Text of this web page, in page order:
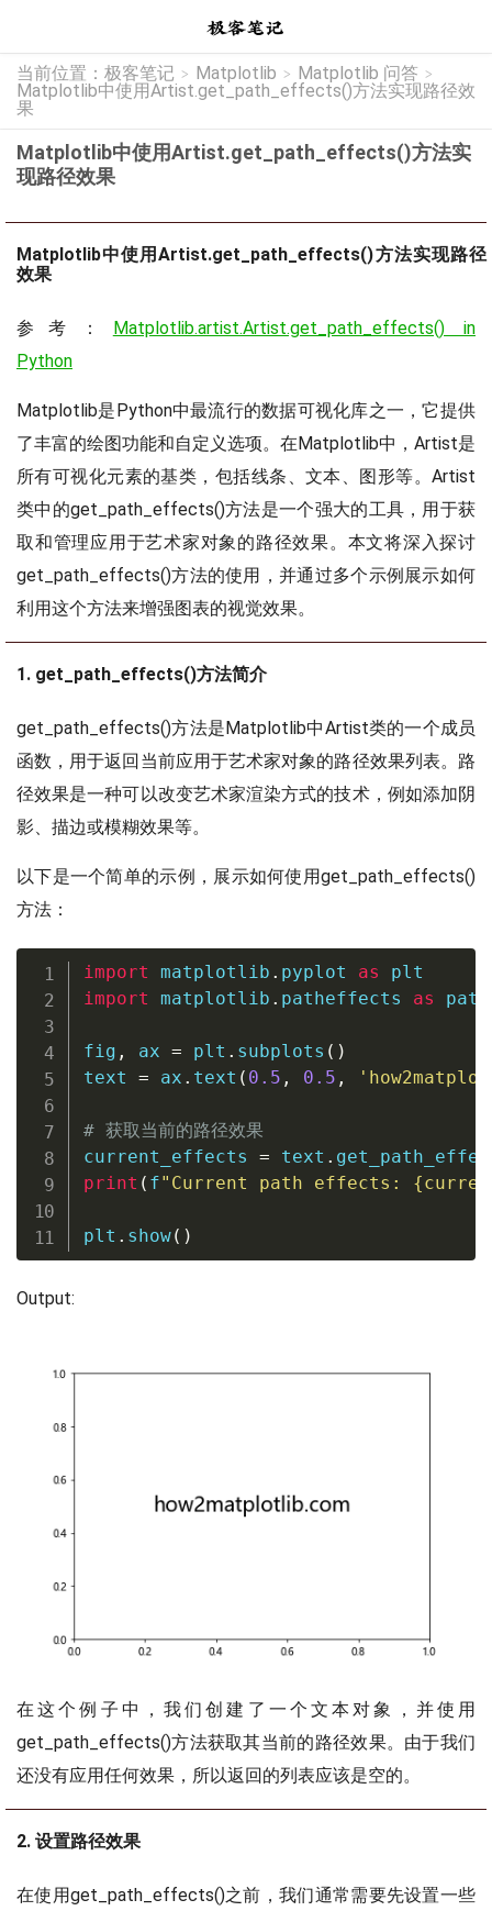
当前位置： 极客笔记 > Matplotlib > Matplotlib 问答 >
Matplotlib中使用Artist.get_path_effects()方法实现路径效
果
Matplotlib中使用Artist.get_path_effects()方法实
现路径效果
Matplotlib中使用Artist.get_path_effects()方法实现路径
效果
参考： Matplotlib.artist.Artist.get_path_effects() in
Python
Matplotlib是Python中最流行的数据可视化库之一，它提供
了丰富的绘图功能和自定义选项。在Matplotlib中，Artist是
所有可视化元素的基类，包括线条、文本、图形等。Artist
类中的get_path_effects()方法是一个强大的工具，用于获
取和管理应用于艺术家对象的路径效果。本文将深入探讨
get_path_effects()方法的使用，并通过多个示例展示如何
利用这个方法来增强图表的视觉效果。
1. get_path_effects()方法简介
get_path_effects()方法是Matplotlib中Artist类的一个成员
函数，用于返回当前应用于艺术家对象的路径效果列表。路
径效果是一种可以改变艺术家渲染方式的技术，例如添加阴
影、描边或模糊效果等。
以下是一个简单的示例，展示如何使用get_path_effects()
方法：
import matplotlib . pyplot as
import matplotlib . patheffects as
fig , ax = plt . subplots ( )
text = ax . text ( 0.5 , 0.5 ,
# 获取当前的路径效果
current_effects = text .
print ( f"Current path effects: {
plt . show( )
Output:
在这个例子中，我们创建了一个文本对象，并使用
get_path_effects()方法获取其当前的路径效果。由于我们
还没有应用任何效果，所以返回的列表应该是空的。
2. 设置路径效果
在使用get_path_effects()之前，我们通常需要先设置一些